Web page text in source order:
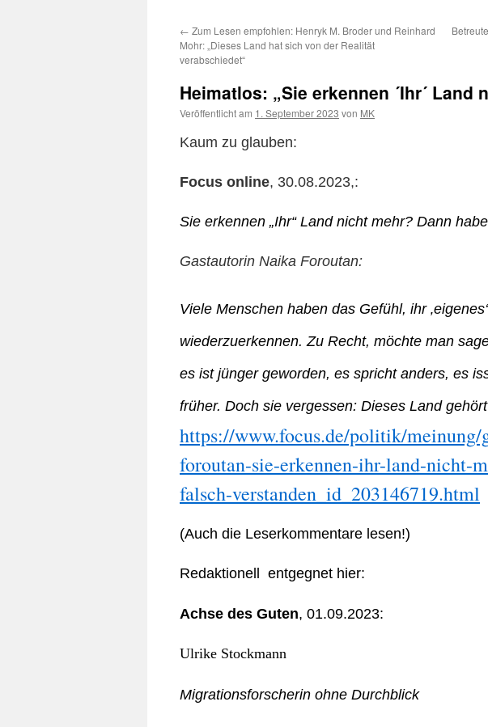
← Zum Lesen empfohlen: Henryk M. Broder und Reinhard
Mohr: „Dieses Land hat sich von der Realität
verabschiedet“
Heimatlos: „Sie erkennen ´Ihr´ Land
Veröffentlicht am 1. September 2023 von MK
Kaum zu glauben:
Focus online, 30.08.2023,:
Sie erkennen „Ihr“ Land nicht mehr? Dann
Gastautorin Naika Foroutan:
Viele Menschen haben das Gefühl, ihr
wiederzuerkennen. Zu Recht, möchte man
es ist jünger geworden, es spricht anders, es
früher. Doch sie vergessen: Dieses Land
https://www.focus.de/politik/meinung/
foroutan-sie-erkennen-ihr-land-nicht-
falsch-verstanden_id_203146719.html
(Auch die Leserkommentare lesen!)
Redaktionell entgegnet hier:
Achse des Guten, 01.09.2023:
Ulrike Stockmann
Migrationsforscherin ohne Durchblick